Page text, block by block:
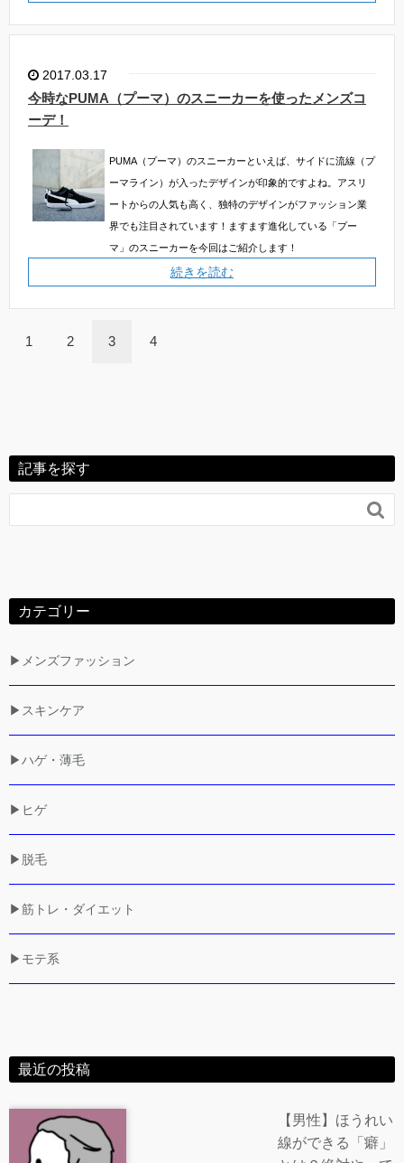
2017.03.17
今時なPUMA（プーマ）のスニーカーを使ったメンズコ
ーデ！
PUMA（プーマ）のスニーカーといえば、サイドに流線（プ
ーマライン）が入ったデザインが印象的ですよね。アスリ
ートからの人気も高く、独特のデザインがファッション業
界でも注目されています！ますます進化している「プー
マ」のスニーカーを今回はご紹介します！
続きを読む
1 2 3 4
記事を探す

カテゴリー
▶メンズファッション
▶スキンケア
▶ハゲ・薄毛
▶ヒゲ
▶脱毛
▶筋トレ・ダイエット
▶モテ系
最近の投稿
【男性】ほうれい
線ができる「癖」